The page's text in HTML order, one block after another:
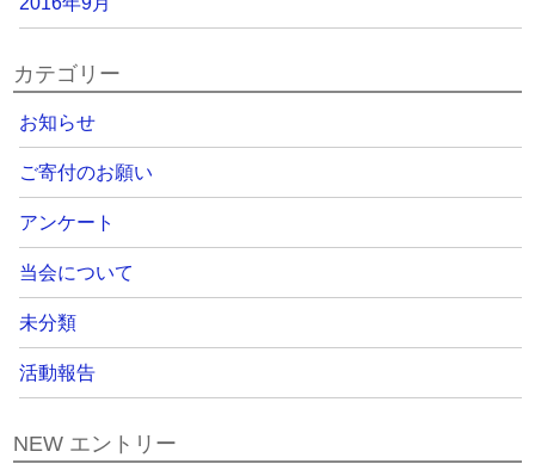
カテゴリー
お知らせ
ご寄付のお願い
アンケート
当会について
未分類
活動報告
NEW エントリー